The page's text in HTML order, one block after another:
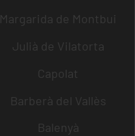
Margarida de Montbui
Julià de Vilatorta
Capolat
Barberà del Vallès
Balenyà